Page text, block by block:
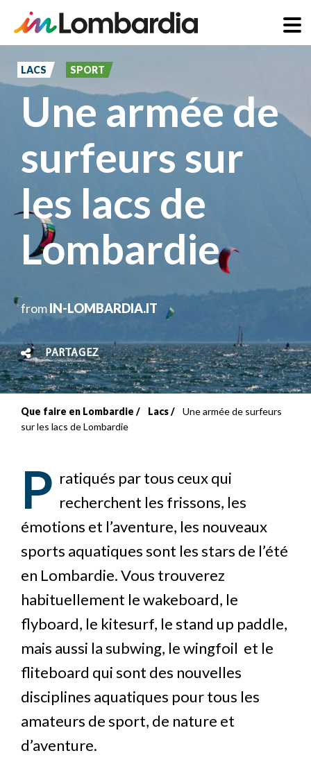
contenu
LACS SPORT
Une armée de
surfeurs sur
les lacs de
Lombardie
fromIN-LOMBARDIA.IT
PARTAGEZ
Fil
Que faire en Lombardie Lacs
Une armée de surfeurs
sur les lacs de Lombardie
P ratiqués par tous ceux qui
recherchent les frissons, les
émotions et l’aventure, les nouveaux
sports aquatiques sont les stars de l’été
en Lombardie. Vous trouverez
habituellement le wakeboard, le
flyboard, le kitesurf, le stand up paddle,
mais aussi la subwing, le wingfoil et le
fliteboard qui sont des nouvelles
disciplines aquatiques pour tous les
amateurs de sport, de nature et
d’aventure.